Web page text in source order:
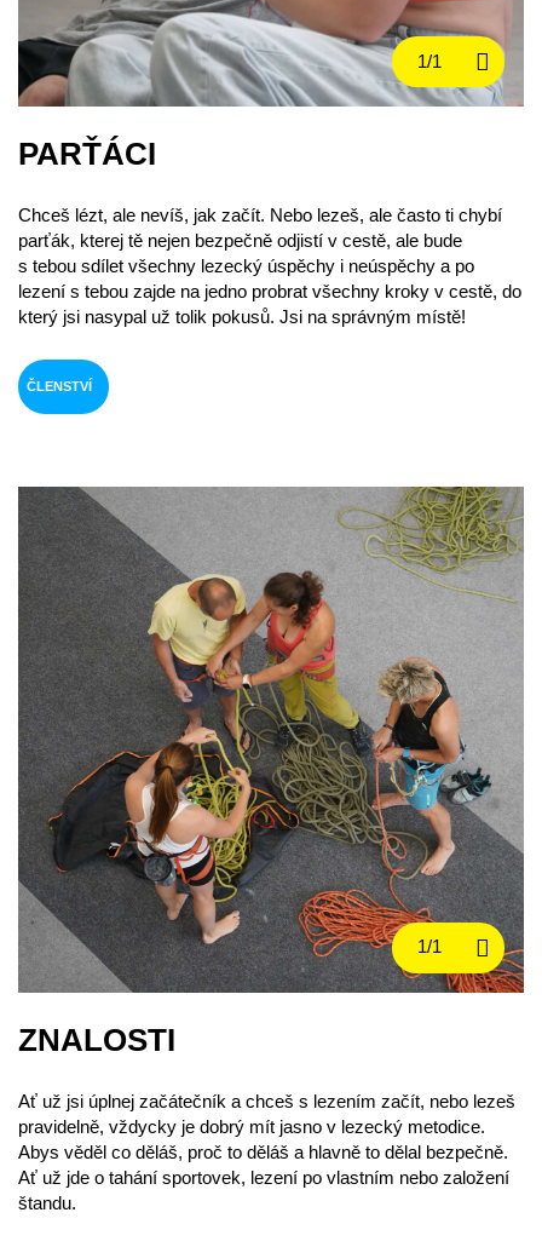
PARŤÁCI
Chceš lézt, ale nevíš, jak začít. Nebo lezeš, ale často ti chybí
parťák, kterej tě nejen bezpečně odjistí v cestě, ale bude
s tebou sdílet všechny lezecký úspěchy i neúspěchy a po
lezení s tebou zajde na jedno probrat všechny kroky v cestě, do
který jsi nasypal už tolik pokusů. Jsi na správným místě!
ČLENSTVÍ
ZNALOSTI
Ať už jsi úplnej začátečník a chceš s lezením začít, nebo lezeš
pravidelně, vždycky je dobrý mít jasno v lezecký metodice.
Abys věděl co děláš, proč to děláš a hlavně to dělal bezpečně.
Ať už jde o tahání sportovek, lezení po vlastním nebo založení
štandu.